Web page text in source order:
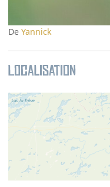
DeYannick
Localisation